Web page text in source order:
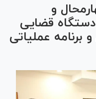
و
قضایی
برنامه عملیاتی